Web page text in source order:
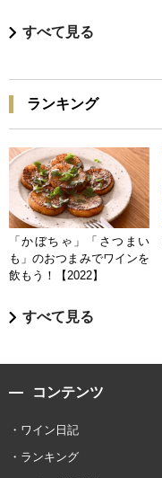
すべて見る
ランキング
「かぼちゃ」「さつまい
も」のおつまみでワインを
飲もう！【2022】
すべて見る
コンテンツ
ワイン日記
ランキング